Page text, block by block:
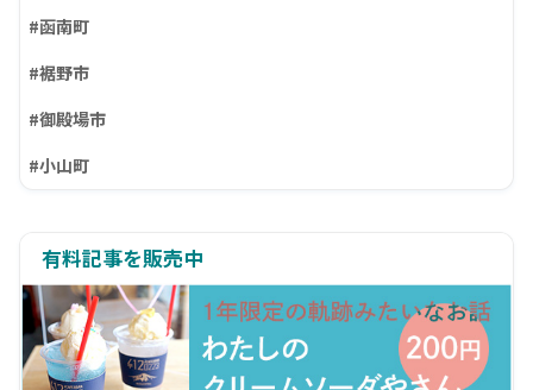
#函南町
#裾野市
#御殿場市
#小山町
有料記事を販売中